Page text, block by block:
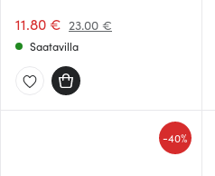
11.80 € 23.00 €
Saatavilla
-40%